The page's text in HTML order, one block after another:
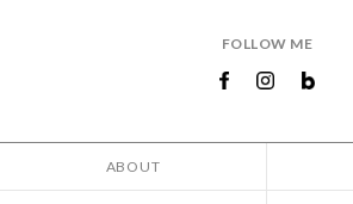
FOLLOW ME
ABOUT